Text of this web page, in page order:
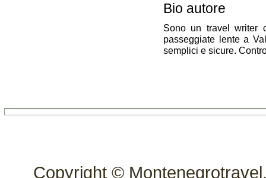
Bio autore
Sono un travel writer
passeggiate lente a
semplici e sicure.
Copyright ©